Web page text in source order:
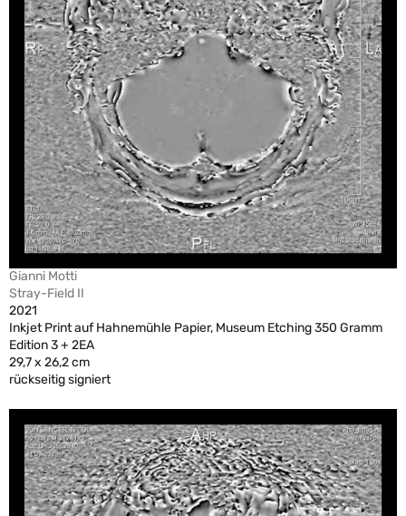
Gianni Motti
Stray-Field II
2021
Inkjet Print auf Hahnemühle Papier, Museum Etching 350 Gramm
Edition 3 + 2EA
29,7 x 26,2 cm
rückseitig signiert